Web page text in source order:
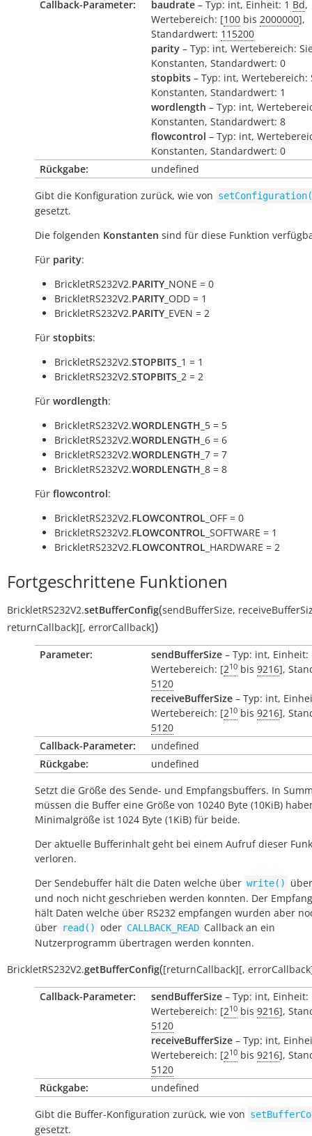
Callback-Parameter: baudrate – Typ: int, Einheit: 1 Bd,
Wertebereich: [100 bis 2000000],
Standardwert: 115200
parity – Typ: int, Wertebereich:
Konstanten, Standardwert: 0
stopbits – Typ: int, Wertebereich:
Konstanten, Standardwert: 1
wordlength – Typ: int,
Konstanten, Standardwert: 8
flowcontrol – Typ: int,
Konstanten, Standardwert: 0
Rückgabe:
undefined
Gibt die Konfiguration zurück, wie von
gesetzt.
Die folgenden Konstanten sind für diese Funktion
Für parity:
BrickletRS232V2.PARITY _NONE = 0
BrickletRS232V2.PARITY _ODD = 1
BrickletRS232V2.PARITY _EVEN = 2
Für stopbits:
BrickletRS232V2.STOPBITS _1 = 1
BrickletRS232V2.STOPBITS _2 = 2
Für wordlength:
BrickletRS232V2.WORDLENGTH _5 = 5
BrickletRS232V2.WORDLENGTH _6 = 6
BrickletRS232V2.WORDLENGTH _7 = 7
BrickletRS232V2.WORDLENGTH _8 = 8
Für flowcontrol:
BrickletRS232V2.FLOWCONTROL _OFF = 0
BrickletRS232V2.FLOWCONTROL _SOFTWARE = 1
BrickletRS232V2.FLOWCONTROL _HARDWARE = 2
Fortgeschrittene Funktionen
BrickletRS232V2.setBufferConfig(sendBufferSize,
returnCallback][, errorCallback])
Parameter: sendBufferSize – Typ: int,
Wertebereich: [210 bis 9216],
5120
receiveBufferSize – Typ: int,
Wertebereich: [210 bis 9216],
5120
Callback-Parameter:
undefined
Rückgabe:
undefined
Setzt die Größe des Sende- und Empfangsbuffers. In
müssen die Buffer eine Größe von 10240 Byte (10KiB)
Minimalgröße ist 1024 Byte (1KiB) für beide.
Der aktuelle Bufferinhalt geht bei einem Aufruf dieser
verloren.
Der Sendebuffer hält die Daten welche über write()
und noch nicht geschrieben werden konnten. Der
hält Daten welche über RS232 empfangen wurden aber
über read() oder CALLBACK_READ Callback an ein
Nutzerprogramm übertragen werden konnten.
BrickletRS232V2.getBufferConfig([returnCallback][, errorCallback
Callback-Parameter: sendBufferSize – Typ: int,
Wertebereich: [210 bis 9216],
5120
receiveBufferSize – Typ: int,
Wertebereich: [210 bis 9216],
5120
Rückgabe:
undefined
Gibt die Buffer-Konfiguration zurück, wie von
gesetzt.